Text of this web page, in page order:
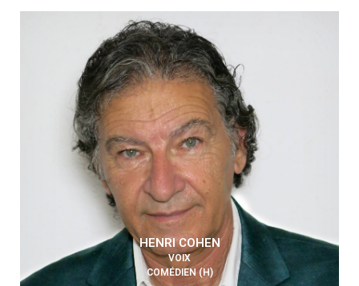
HENRI COHEN
VOIX
COMÉDIEN (H)